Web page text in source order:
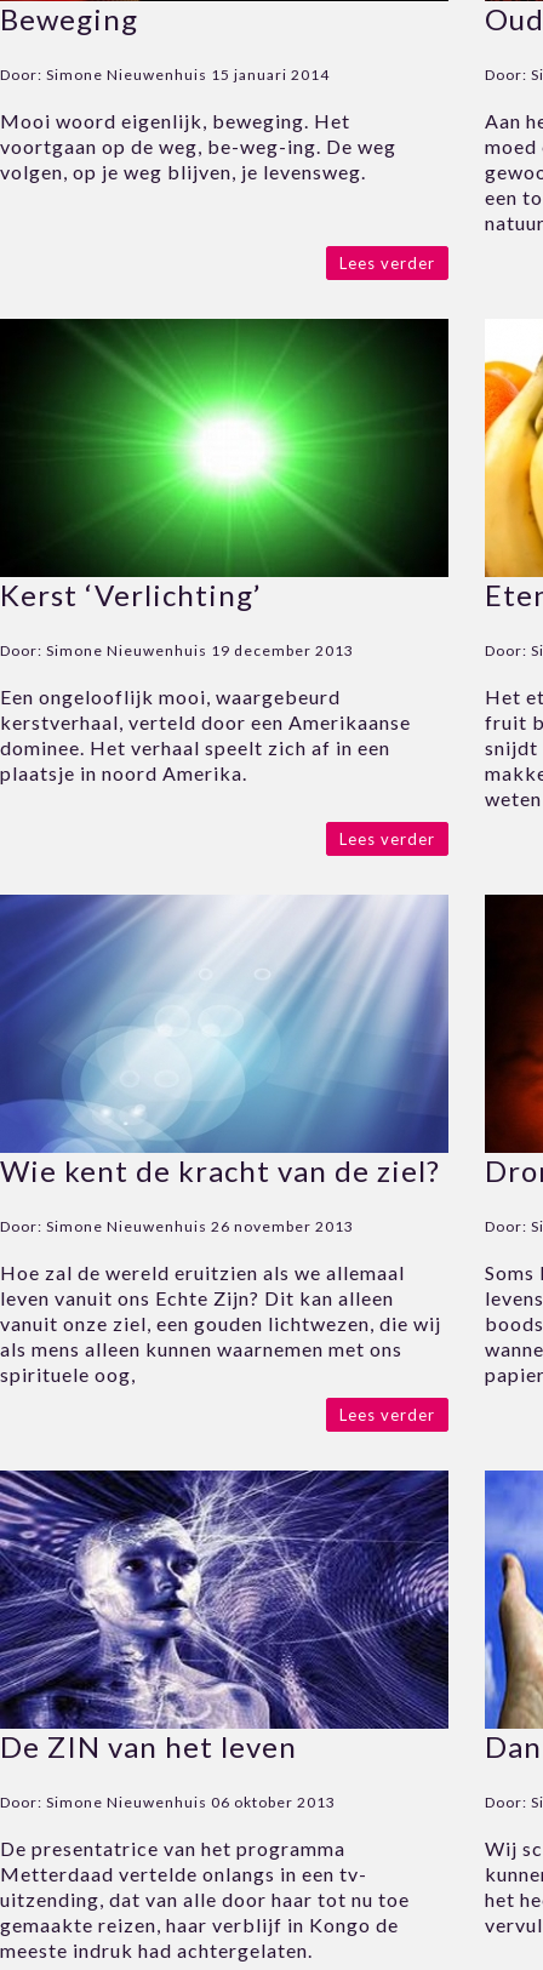
Beweging
Door: Simone Nieuwenhuis 15 januari 2014
Mooi woord eigenlijk, beweging. Het
voortgaan op de weg, be-weg-ing. De weg
volgen, op je weg blijven, je levensweg.
Lees verder
Door:
Aan
moed
een
Kerst ‘Verlichting’
Door: Simone Nieuwenhuis 19 december 2013
Een ongelooflijk mooi, waargebeurd
kerstverhaal, verteld door een Amerikaanse
dominee. Het verhaal speelt zich af in een
plaatsje in noord Amerika.
Lees verder
Door:
Het
fruit
snijdt
Wie kent de kracht van de ziel?
Door: Simone Nieuwenhuis 26 november 2013
Hoe zal de wereld eruitzien als we allemaal
leven vanuit ons Echte Zijn? Dit kan alleen
vanuit onze ziel, een gouden lichtwezen, die wij
als mens alleen kunnen waarnemen met ons
spirituele oog,
Lees verder
Door:
De ZIN van het leven
Door: Simone Nieuwenhuis 06 oktober 2013
De presentatrice van het programma
Metterdaad vertelde onlangs in een tv-
uitzending, dat van alle door haar tot nu toe
gemaakte reizen, haar verblijf in Kongo de
meeste indruk had achtergelaten.
Door:
Wij
het